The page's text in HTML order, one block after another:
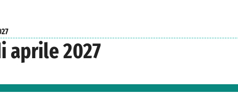
aprile 2027